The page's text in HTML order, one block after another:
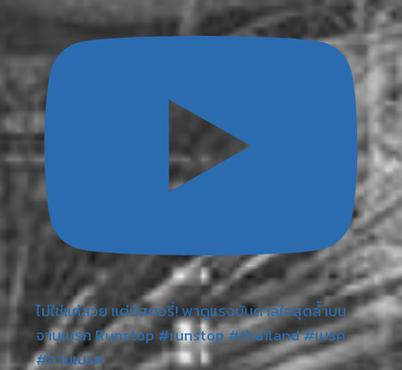
ไม่ใช่แค่สวย แต่มีสตอรี่! พาดูแรงบันดาลใจสุดล้ำบน
จานเบรก Runstop #runstop #thailand #เบรค
#จานเบรค